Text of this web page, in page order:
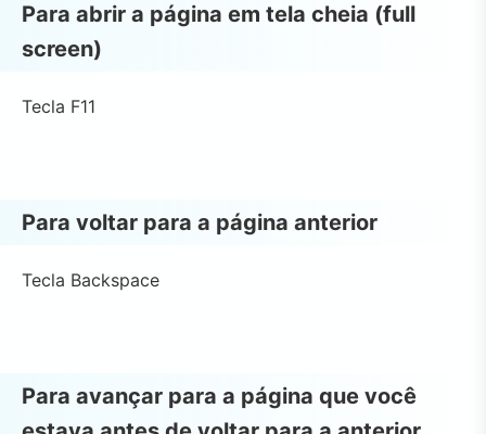
Para abrir a página em tela cheia (full
screen)
Tecla F11
Para voltar para a página anterior
Tecla Backspace
Para avançar para a página que você